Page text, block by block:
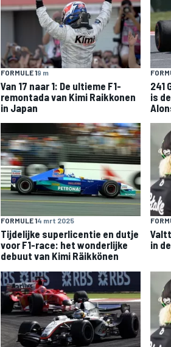
FORMULE 19 m
Van 17 naar 1: De ultieme F1-
remontada van Kimi Raikkonen
in Japan
241
is
FORMULE 14 mrt 2025
Tijdelijke superlicentie en dutje
voor F1-race: het wonderlijke
debuut van Kimi Räikkönen
in